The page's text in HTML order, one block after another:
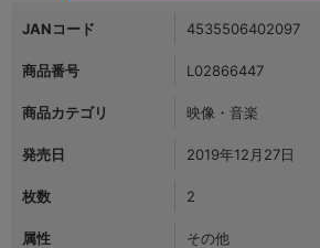
JANコード 4535506402097
商品番号 L02866447
商品カテゴリ 映像・音楽
発売日 2019年12月27日
枚数 2
属性 その他